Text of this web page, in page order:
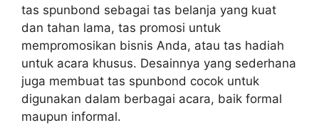
tas spunbond sebagai tas belanja yang kuat
dan tahan lama, tas promosi untuk
mempromosikan bisnis Anda, atau tas hadiah
untuk acara khusus. Desainnya yang sederhana
juga membuat tas spunbond cocok untuk
digunakan dalam berbagai acara, baik formal
maupun informal.